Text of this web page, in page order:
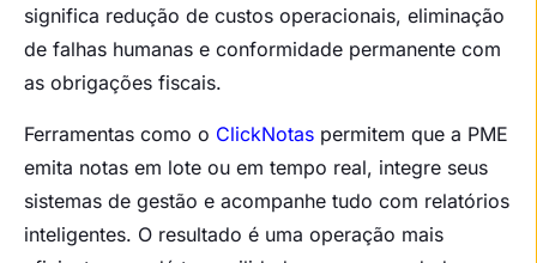
significa redução de custos operacionais, eliminação
de falhas humanas e conformidade permanente com
as obrigações fiscais.
Ferramentas como o ClickNotas permitem que a PME
emita notas em lote ou em tempo real, integre seus
sistemas de gestão e acompanhe tudo com relatórios
inteligentes. O resultado é uma operação mais